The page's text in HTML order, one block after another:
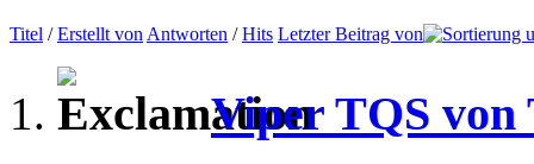
Titel /Erstellt von Antworten /Hits Letzter Beitrag von
Viper TQS